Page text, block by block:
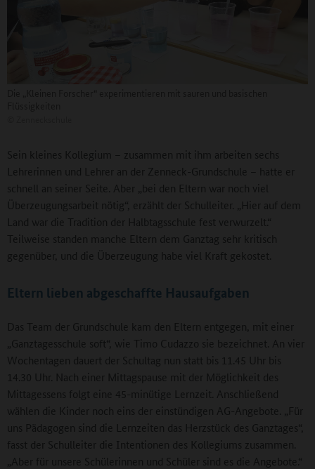
Sein kleines Kollegium – zusammen mit ihm arbeiten sechs
Lehrerinnen und Lehrer an der Zenneck-Grundschule – hatte er
schnell an seiner Seite. Aber „bei den Eltern war noch viel
Überzeugungsarbeit nötig“, erzählt der Schulleiter. „Hier auf dem
Land war die Tradition der Halbtagsschule fest verwurzelt.“
Teilweise standen manche Eltern dem Ganztag sehr kritisch
gegenüber, und die Überzeugung habe viel Kraft gekostet.
Eltern lieben abgeschaffte Hausaufgaben
Das Team der Grundschule kam den Eltern entgegen, mit einer
„Ganztagesschule soft“, wie Timo Cudazzo sie bezeichnet. An vier
Wochentagen dauert der Schultag nun statt bis 11.45 Uhr bis
14.30 Uhr. Nach einer Mittagspause mit der Möglichkeit des
Mittagessens folgt eine 45-minütige Lernzeit. Anschließend
wählen die Kinder noch eins der einstündigen AG-Angebote. „Für
uns Pädagogen sind die Lernzeiten das Herzstück des Ganztages“,
fasst der Schulleiter die Intentionen des Kollegiums zusammen.
„Aber für unsere Schülerinnen und Schüler sind es die Angebote.“